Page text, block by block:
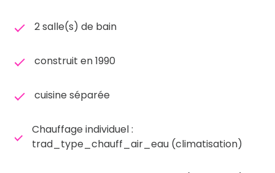
2 salle(s) de bain
construit en 1990
cuisine séparée
Chauffage individuel :
trad_type_chauff_air_eau (climatisation)